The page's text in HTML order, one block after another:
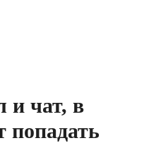
и чат, в
попадать